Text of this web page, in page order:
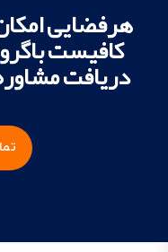
هرفضایی
کافیست
دریافت